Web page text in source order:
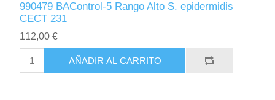
990479 BAControl-5 Rango Alto S. epidermidis
CECT 231
112,00 €
AÑADIR AL CARRITO